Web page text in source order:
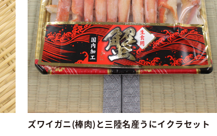
ズワイガニ(棒肉)と三陸名産うにイクラセット